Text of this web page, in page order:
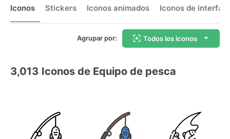
Iconos Stickers Iconos animados Iconos de interfaz
Agrupar por: Todos los iconos
3,013 Iconos de Equipo de pesca